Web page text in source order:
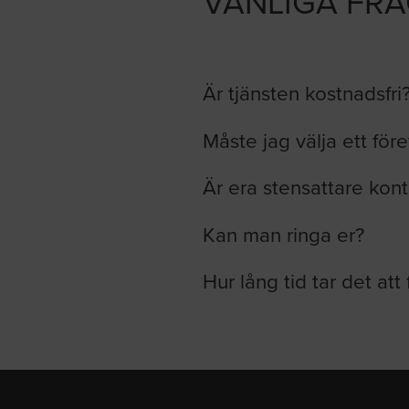
Är tjänsten
Måste jag välja ett
Är era stensattare
Kan man ringa er?
Hur lång tid tar det att